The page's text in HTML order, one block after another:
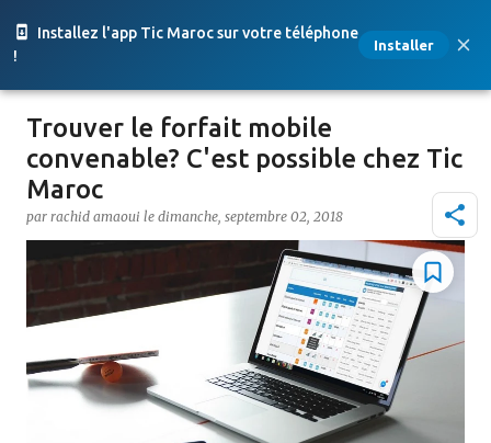
Installez l'app Tic Maroc sur votre téléphone
!
Installer
Accéder au contenu principal
Trouver le forfait mobile
convenable? C'est possible chez Tic
Maroc
par rachid amaoui le dimanche, septembre 02, 2018